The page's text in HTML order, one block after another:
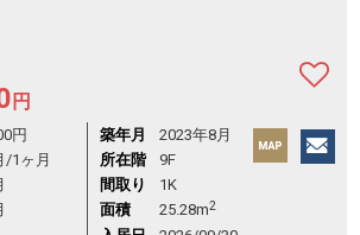
円
円
/1ヶ月
築年月
2023年8月
所在階
9F
間取り
1K
面積
25.28m2